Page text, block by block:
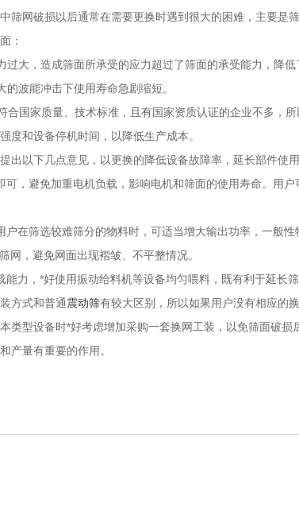
筛网破损以后通常在需要更换时遇到很大的困难，主要是
：
大，造成筛面所承受的应力超过了筛面的承受能力，降低
波能冲击下使用寿命急剧缩短。
国家质量、技术标准，且有国家资质认证的企业不多，
度和设备停机时间，以降低生产成本。
以下几点意见，以更换的降低设备故障率，延长部件使用
，避免加重电机负载，影响电机和筛面的使用寿命。用
在筛选较难筛分的物料时，可适当增大输出功率，一般
网，避免网面出现褶皱、不平整情况。
力，*好使用振动给料机等设备均匀喂料，既有利于延长
方式和普通震动筛有较大区别，所以如果用户没有相应的
类型设备时*好考虑增加采购一套换网工装，以免筛面破
产量有重要的作用。